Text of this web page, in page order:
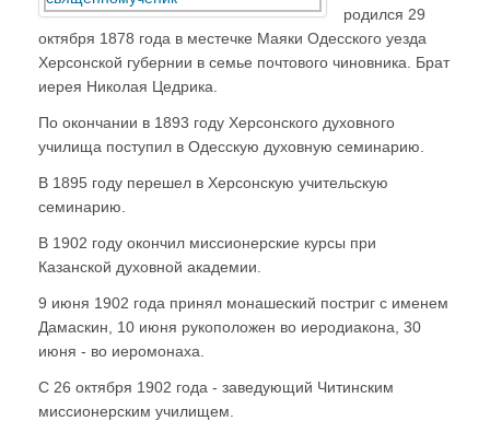
родился 29
октября 1878 года в местечке Маяки Одесского уезда
Херсонской губернии в семье почтового чиновника. Брат
иерея Николая Цедрика.
По окончании в 1893 году Херсонского духовного
училища поступил в Одесскую духовную семинарию.
В 1895 году перешел в Херсонскую учительскую
семинарию.
В 1902 году окончил миссионерские курсы при
Казанской духовной академии.
9 июня 1902 года принял монашеский постриг с именем
Дамаскин, 10 июня рукоположен во иеродиакона, 30
июня - во иеромонаха.
С 26 октября 1902 года - заведующий Читинским
миссионерским училищем.